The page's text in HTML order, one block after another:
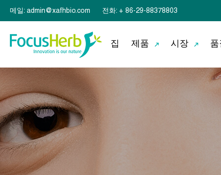
메일: admin@xafhbio.com 전화: + 86-29-88378803
집 제품 시장 품